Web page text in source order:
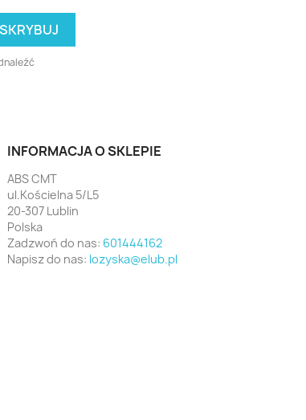
INFORMACJA O SKLEPIE
ABS CMT
ul.Kościelna 5/L5
20-307 Lublin
Polska
Zadzwoń do nas: 601444162
Napisz do nas: lozyska@elub.pl